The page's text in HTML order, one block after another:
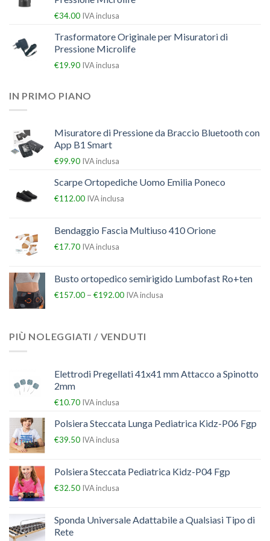
€34.00 IVA inclusa
Trasformatore Originale per Misuratori di
Pressione Microlife
€19.90 IVA inclusa
IN PRIMO PIANO
Misuratore di Pressione da Braccio Bluetooth con
App B1 Smart
€99.90 IVA inclusa
Scarpe Ortopediche Uomo Emilia Poneco
€112.00 IVA inclusa
Bendaggio Fascia Multiuso 410 Orione
€17.70 IVA inclusa
Busto ortopedico semirigido Lumbofast Ro+ten
€157.00 – €192.00 IVA inclusa
PIÙ NOLEGGIATI / VENDUTI
Elettrodi Pregellati 41x41 mm Attacco a Spinotto
2mm
€10.70 IVA inclusa
Polsiera Steccata Lunga Pediatrica Kidz-P06 Fgp
€39.50 IVA inclusa
Polsiera Steccata Pediatrica Kidz-P04 Fgp
€32.50 IVA inclusa
Sponda Universale Adattabile a Qualsiasi Tipo di
Rete